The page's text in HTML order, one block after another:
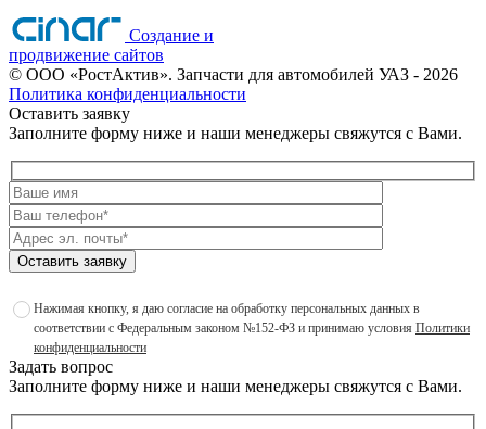
Создание и
продвижение сайтов
© ООО «РостАктив». Запчасти для автомобилей УАЗ - 2026
Политика конфиденциальности
Оставить заявку
Заполните форму ниже и наши менеджеры свяжутся с Вами.
Оставить заявку
Нажимая кнопку, я даю согласие на обработку персональных данных в
соответствии с Федеральным законом №152-ФЗ и принимаю условия Политики
конфиденциальности
Задать вопрос
Заполните форму ниже и наши менеджеры свяжутся с Вами.